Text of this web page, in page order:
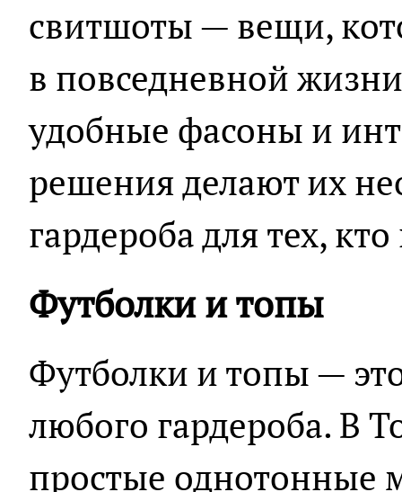
свитшоты — вещи,
в повседневной
удобные фасоны и
решения делают их
гардероба для тех,
Футболки и топы
Футболки и топы —
любого гардероба. В
простые однотонные